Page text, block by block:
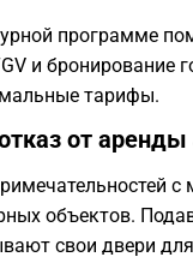
программе
и бронирование
тарифы.
от аренды
объектов.
свои двери